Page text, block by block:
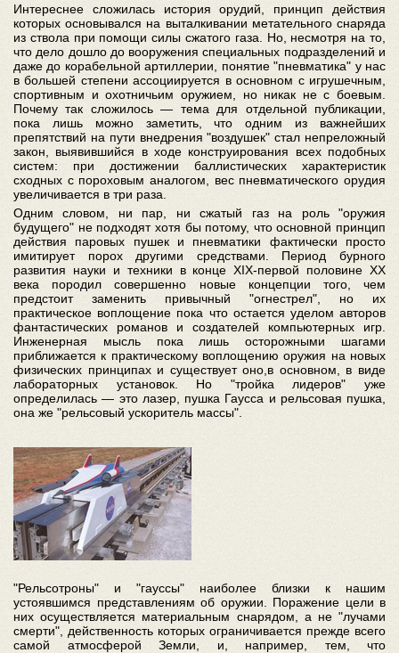
Интереснее сложилась история орудий, принцип действия
которых основывался на выталкивании метательного снаряда
из ствола при помощи силы сжатого газа. Но, несмотря на то,
что дело дошло до вооружения специальных подразделений и
даже до корабельной артиллерии, понятие "пневматика" у нас
в большей степени ассоциируется в основном с игрушечным,
спортивным и охотничьим оружием, но никак не с боевым.
Почему так сложилось — тема для отдельной публикации,
пока лишь можно заметить, что одним из важнейших
препятствий на пути внедрения "воздушек" стал непреложный
закон, выявившийся в ходе конструирования всех подобных
систем: при достижении баллистических характеристик
сходных с пороховым аналогом, вес пневматического орудия
увеличивается в три раза.
Одним словом, ни пар, ни сжатый газ на роль "оружия
будущего" не подходят хотя бы потому, что основной принцип
действия паровых пушек и пневматики фактически просто
имитирует порох другими средствами. Период бурного
развития науки и техники в конце XIX-первой половине XX
века породил совершенно новые концепции того, чем
предстоит заменить привычный "огнестрел", но их
практическое воплощение пока что остается уделом авторов
фантастических романов и создателей компьютерных игр.
Инженерная мысль пока лишь осторожными шагами
приближается к практическому воплощению оружия на новых
физических принципах и существует оно,в основном, в виде
лабораторных установок. Но "тройка лидеров" уже
определилась — это лазер, пушка Гаусса и рельсовая пушка,
она же "рельсовый ускоритель массы".
"Рельсотроны" и "гауссы" наиболее близки к нашим
устоявшимся представлениям об оружии. Поражение цели в
них осуществляется материальным снарядом, а не "лучами
смерти", действенность которых ограничивается прежде всего
самой атмосферой Земли, и, например, тем, что